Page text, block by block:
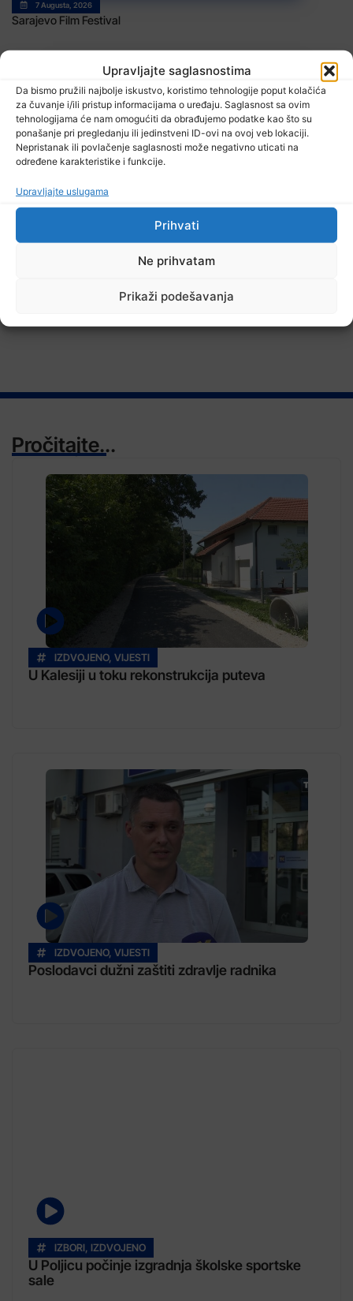
Upravljajte saglasnostima
Da bismo pružili najbolje iskustvo, koristimo tehnologije poput kolačića
za čuvanje i/ili pristup informacijama o uređaju. Saglasnost sa ovim
tehnologijama će nam omogućiti da obrađujemo podatke kao što su
ponašanje pri pregledanju ili jedinstveni ID-ovi na ovoj veb lokaciji.
Nepristanak ili povlačenje saglasnosti može negativno uticati na
određene karakteristike i funkcije.
Upravljajte uslugama
Prihvati
Ne prihvatam
Prikaži podešavanja
7 Augusta, 2026
Sarajevo Film Festival
Pročitajte...
IZDVOJENO, VIJESTI
U Kalesiji u toku rekonstrukcija puteva
IZDVOJENO, VIJESTI
Poslodavci dužni zaštiti zdravlje radnika
IZBORI IZDVOJENO
U Poljicu počinje izgradnja školske sportske
sale